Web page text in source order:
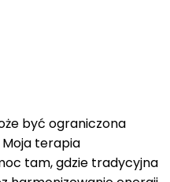
być ograniczona
terapia
tam, gdzie tradycyjna